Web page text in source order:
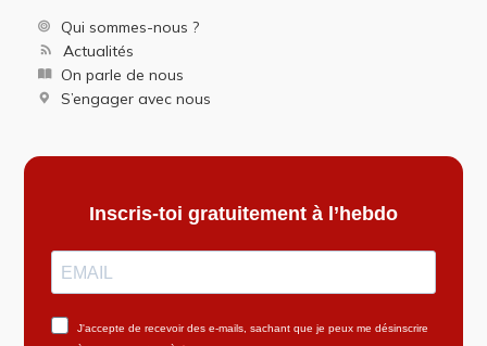
Qui sommes-nous ?
Actualités
On parle de nous
S’engager avec nous